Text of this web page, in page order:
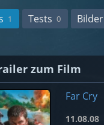
1 Tests 0 Bilder
zum Film
Far Cry
11.08.08